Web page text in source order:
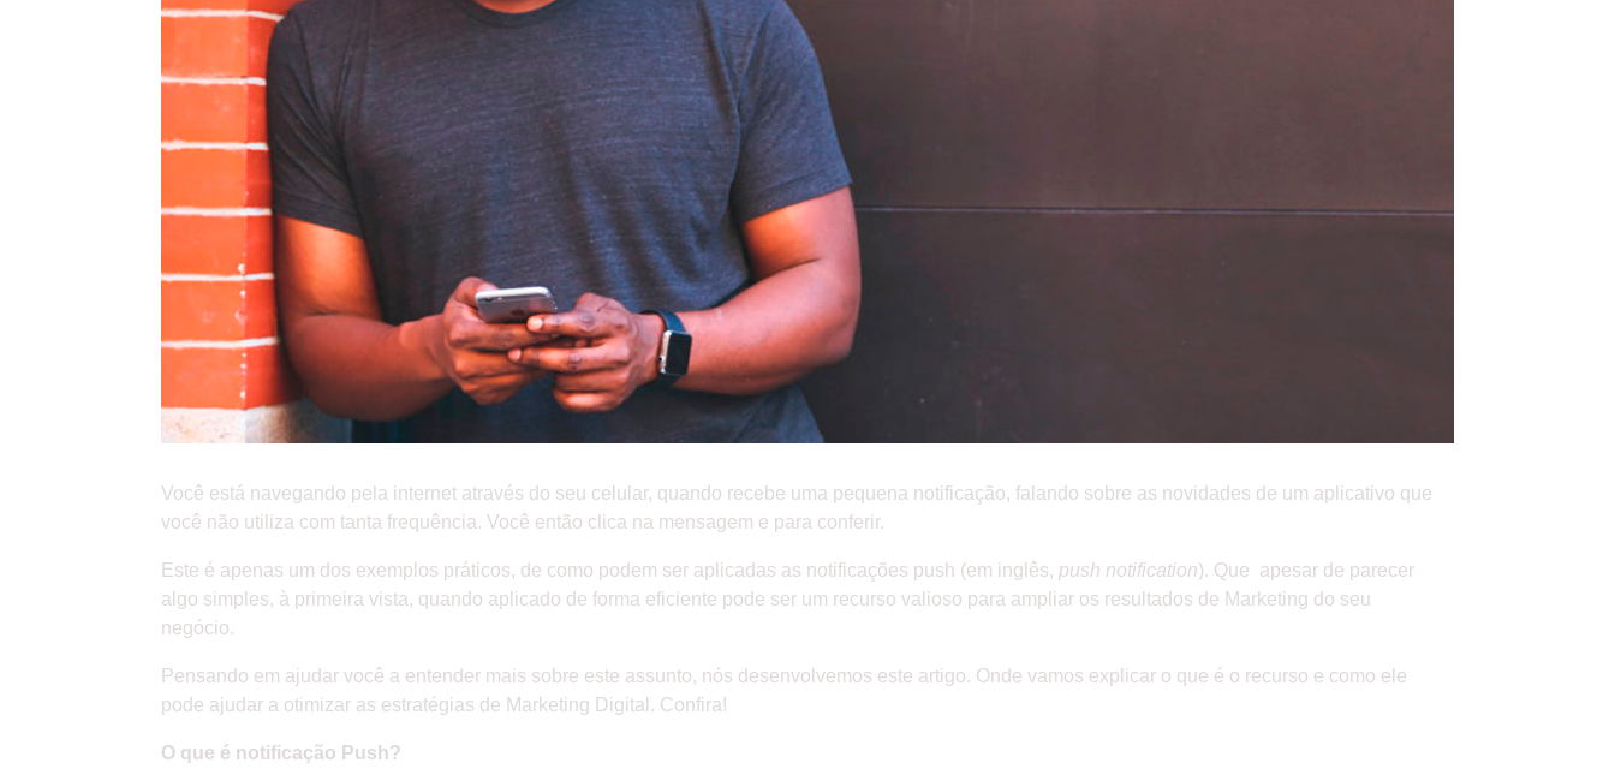
Você está navegando pela internet através do seu celular, quando recebe uma pequena notificação, falando sobre as novidades de um aplicativo que
você não utiliza com tanta frequência. Você então clica na mensagem e para conferir.
Este é apenas um dos exemplos práticos, de como podem ser aplicadas as notificações push (em inglês, push notification). Que apesar de parecer
algo simples, à primeira vista, quando aplicado de forma eficiente pode ser um recurso valioso para ampliar os resultados de Marketing do seu
negócio.
Pensando em ajudar você a entender mais sobre este assunto, nós desenvolvemos este artigo. Onde vamos explicar o que é o recurso e como ele
pode ajudar a otimizar as estratégias de Marketing Digital. Confira!
O que é notificação Push?